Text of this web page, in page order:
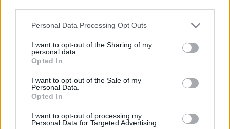
Personal Data Processing Opt Outs
I want to opt-out of the Sharing of my
personal data.
Opted In
I want to opt-out of the Sale of my
Personal Data.
Opted In
I want to opt-out of processing my
Personal Data for Targeted Advertising.